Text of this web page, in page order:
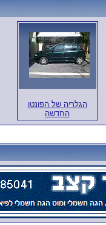
הגלריה של הפונטו
החדשה